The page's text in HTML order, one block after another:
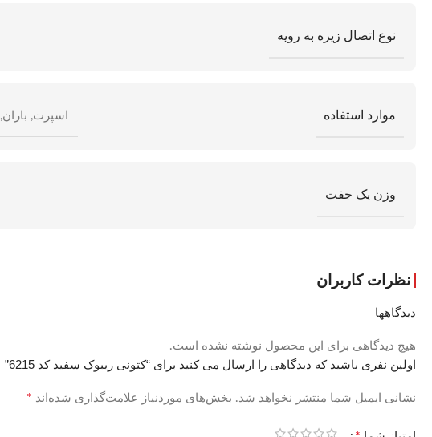
نوع اتصال زیره به رویه
موارد استفاده اسپرت, باران,
وزن یک جفت
نظرات کاربران
دیدگاهها
هیچ دیدگاهی برای این محصول نوشته نشده است.
اولین نفری باشید که دیدگاهی را ارسال می کنید برای “کتونی ریبوک سفید کد 6215”
نشانی ایمیل شما منتشر نخواهد شد. بخش‌های موردنیاز علامت‌گذاری شده‌اند *